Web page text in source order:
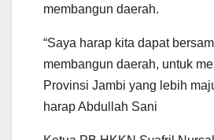
membangun daerah.
“Saya harap kita dapat
membangun daerah, untuk
Provinsi Jambi yang lebih
harap Abdullah Sani